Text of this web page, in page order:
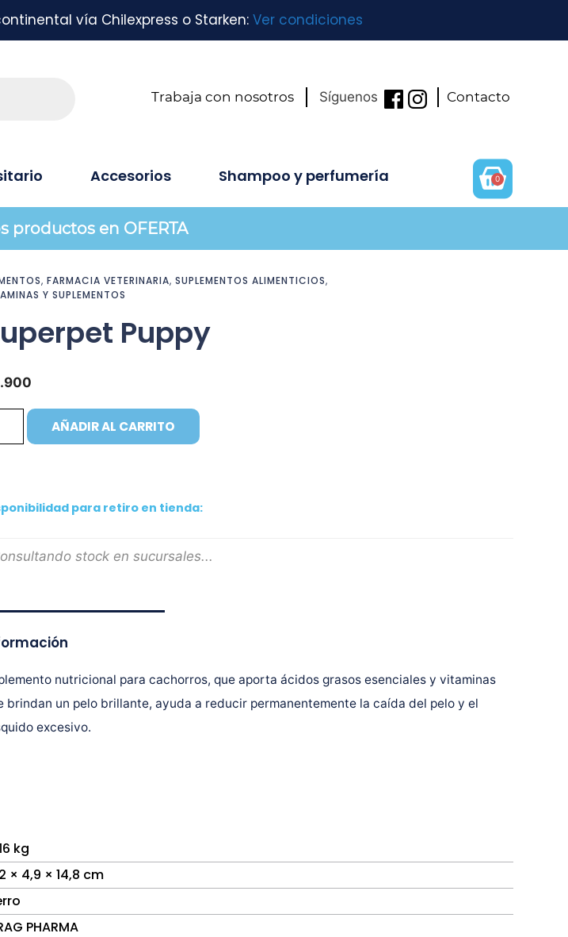
vía Chilexpress o Starken: Ver condiciones
Trabaja con nosotros Síguenos Contacto
Accesorios Shampoo y perfumería 0
productos en OFERTA
, FARMACIA VETERINARIA, SUPLEMENTOS ALIMENTICIOS,
Y SUPLEMENTOS
Puppy
AÑADIR AL CARRITO
para retiro en tienda:
stock en sucursales...
nutricional para cachorros, que aporta ácidos grasos esenciales y vitaminas
brindan un pelo brillante, ayuda a reducir permanentemente la caída del pelo y el
excesivo.
kg
× 4,9 × 14,8 cm
PHARMA